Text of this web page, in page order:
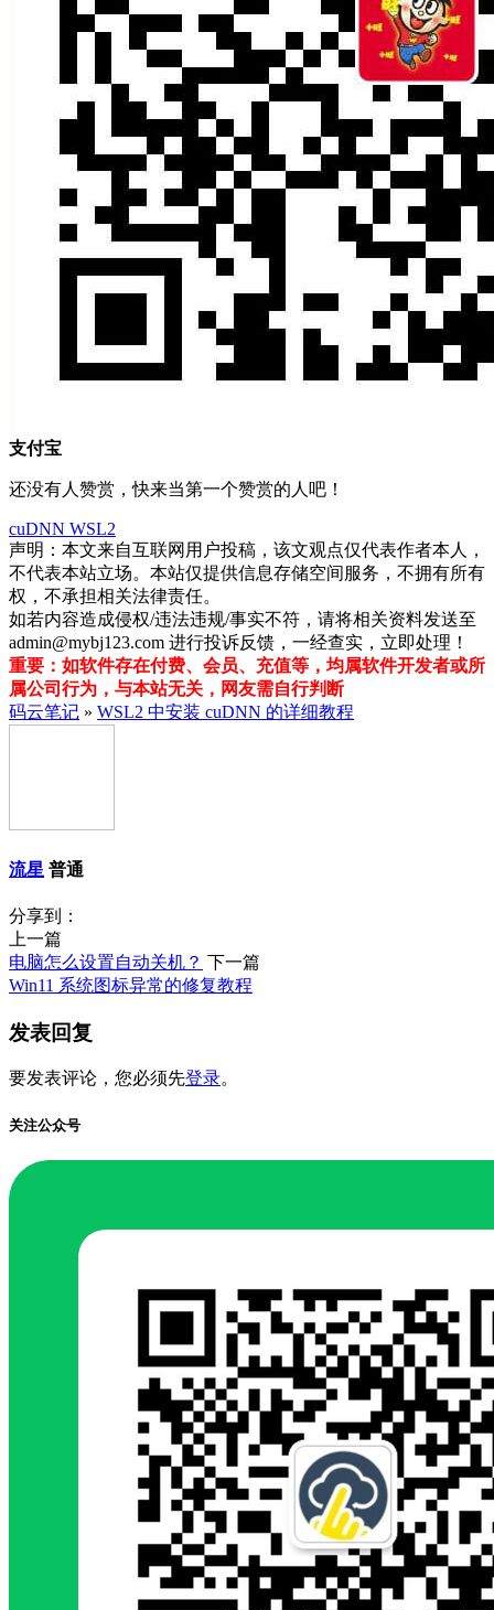
支付宝
还没有人赞赏，快来当第一个赞赏的人吧！
cuDNN WSL2
声明：本文来自互联网用户投稿，该文观点仅代表作者本人，
不代表本站立场。本站仅提供信息存储空间服务，不拥有所有
权，不承担相关法律责任。
如若内容造成侵权/违法违规/事实不符，请将相关资料发送至
admin@mybj123.com 进行投诉反馈，一经查实，立即处理！
重要：如软件存在付费、会员、充值等，均属软件开发者或所
属公司行为，与本站无关，网友需自行判断
码云笔记 » WSL2 中安装 cuDNN 的详细教程
流星 普通
分享到：
上一篇
电脑怎么设置自动关机？ 下一篇
Win11 系统图标异常的修复教程
发表回复
要发表评论，您必须先登录。
关注公众号